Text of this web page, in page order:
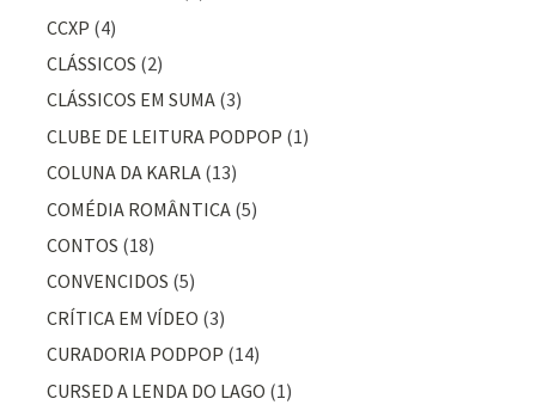
CCXP (4)
CLÁSSICOS (2)
CLÁSSICOS EM SUMA (3)
CLUBE DE LEITURA PODPOP (1)
COLUNA DA KARLA (13)
COMÉDIA ROMÂNTICA (5)
CONTOS (18)
CONVENCIDOS (5)
CRÍTICA EM VÍDEO (3)
CURADORIA PODPOP (14)
CURSED A LENDA DO LAGO (1)